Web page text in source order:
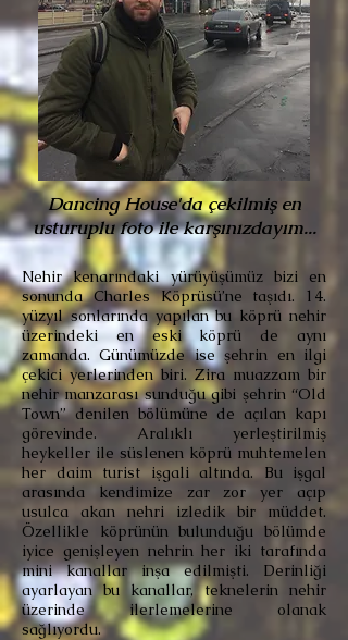
Dancing House'da çekilmiş en
usturuplu foto ile karşınızdayım...
Nehir kenarındaki yürüyüşümüz bizi en
sonunda Charles Köprüsü’ne taşıdı. 14.
yüzyıl sonlarında yapılan bu köprü nehir
üzerindeki en eski köprü de aynı
zamanda. Günümüzde ise şehrin en ilgi
çekici yerlerinden biri. Zira muazzam bir
nehir manzarası sunduğu gibi şehrin “Old
Town” denilen bölümüne de açılan kapı
görevinde. Aralıklı yerleştirilmiş
heykeller ile süslenen köprü muhtemelen
her daim turist işgali altında. Bu işgal
arasında kendimize zar zor yer açıp
usulca akan nehri izledik bir müddet.
Özellikle köprünün bulunduğu bölümde
iyice genişleyen nehrin her iki tarafında
mini kanallar inşa edilmişti. Derinliği
ayarlayan bu kanallar, teknelerin nehir
üzerinde ilerlemelerine olanak
sağlıyordu.